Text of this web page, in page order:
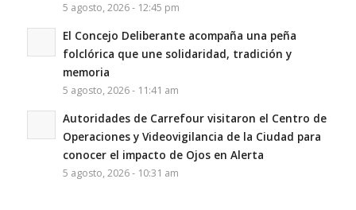
5 agosto, 2026 - 12:45 pm
El Concejo Deliberante acompaña una peña
folclórica que une solidaridad, tradición y
memoria
5 agosto, 2026 - 11:41 am
Autoridades de Carrefour visitaron el Centro de
Operaciones y Videovigilancia de la Ciudad para
conocer el impacto de Ojos en Alerta
5 agosto, 2026 - 10:31 am